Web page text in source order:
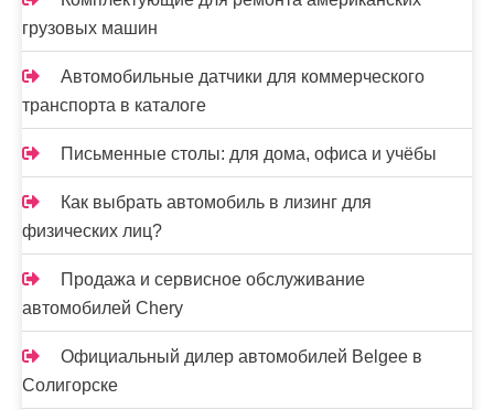
грузовых машин
Автомобильные датчики для коммерческого
транспорта в каталоге
Письменные столы: для дома, офиса и учёбы
Как выбрать автомобиль в лизинг для
физических лиц?
Продажа и сервисное обслуживание
автомобилей Chery
Официальный дилер автомобилей Belgee в
Солигорске